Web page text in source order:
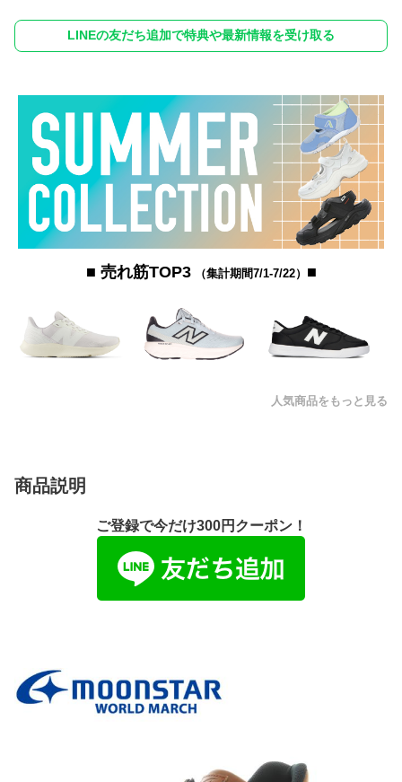
LINEの友だち追加で特典や最新情報を受け取る
■ 売れ筋TOP3（集計期間7/1-7/22） ■
人気商品をもっと見る
商品説明
ご登録で今だけ300円クーポン！